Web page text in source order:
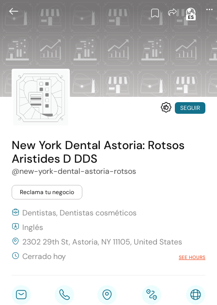
ES
SEGUIR
New York Dental Astoria: Rotsos
Aristides D DDS
@new-york-dental-astoria-rotsos
Reclama tu negocio
Dentistas, Dentistas cosméticos
Inglés
2302 29th St, Astoria, NY 11105, United States
Cerrado hoy
SEE HOURS